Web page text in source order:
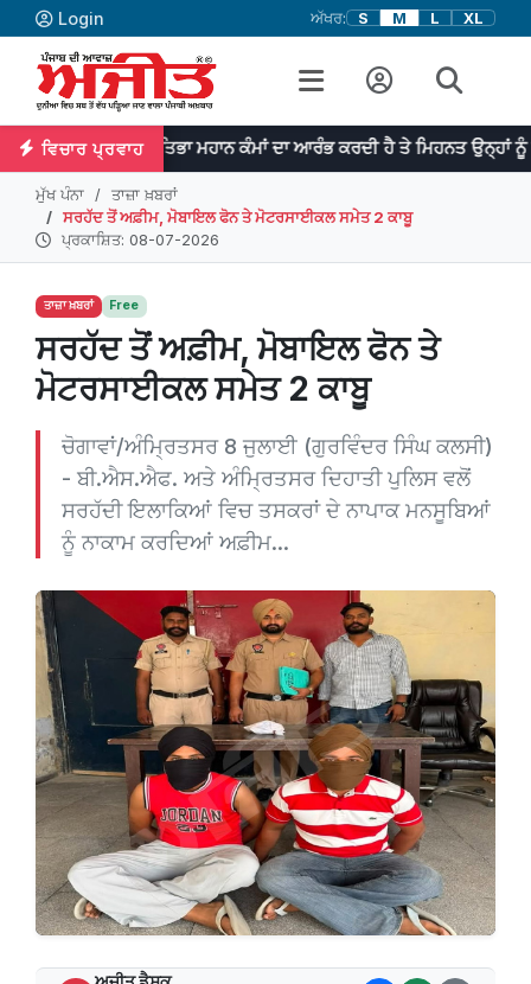
Login ਅੱਖਰ: S M L XL
ਵਿਚਾਰ ਪ੍ਰਵਾਹ
ਪ੍ਰਤਿਭਾ ਮਹਾਨ ਕੰਮਾਂ ਦਾ ਆਰੰਭ ਕਰਦੀ ਹੈ ਤੇ ਮਿਹਨਤ ਉਨ੍ਹਾਂ ਨੂੰ ਨੇਪਰੇ
ਮੁੱਖ ਪੰਨਾ
ਤਾਜ਼ਾ ਖ਼ਬਰਾਂ
ਸਰਹੱਦ ਤੋਂ ਅਫ਼ੀਮ, ਮੋਬਾਇਲ ਫੋਨ ਤੇ ਮੋਟਰਸਾਈਕਲ ਸਮੇਤ 2 ਕਾਬੂ
ਪ੍ਰਕਾਸ਼ਿਤ: 08-07-2026
ਤਾਜ਼ਾ ਖ਼ਬਰਾਂ Free
ਸਰਹੱਦ ਤੋਂ ਅਫ਼ੀਮ, ਮੋਬਾਇਲ ਫੋਨ ਤੇ
ਮੋਟਰਸਾਈਕਲ ਸਮੇਤ 2 ਕਾਬੂ
ਚੋਗਾਵਾਂ/ਅੰਮ੍ਰਿਤਸਰ 8 ਜੁਲਾਈ (ਗੁਰਵਿੰਦਰ ਸਿੰਘ ਕਲਸੀ)
- ਬੀ.ਐਸ.ਐਫ. ਅਤੇ ਅੰਮ੍ਰਿਤਸਰ ਦਿਹਾਤੀ ਪੁਲਿਸ ਵਲੋਂ
ਸਰਹੱਦੀ ਇਲਾਕਿਆਂ ਵਿਚ ਤਸਕਰਾਂ ਦੇ ਨਾਪਾਕ ਮਨਸੂਬਿਆਂ
ਨੂੰ ਨਾਕਾਮ ਕਰਦਿਆਂ ਅਫ਼ੀਮ...